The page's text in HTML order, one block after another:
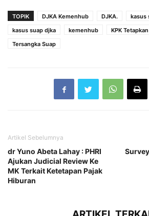
TOPIK DJKA Kemenhub DJKA.
kasus
kasus suap djka
kemenhub KPK Tetapkan
Tersangka Suap
Artikel Sebelumnya
dr Yuno Abeta Lahay : PHRI
Ajukan Judicial Review Ke
MK Terkait Ketetapan Pajak
Hiburan